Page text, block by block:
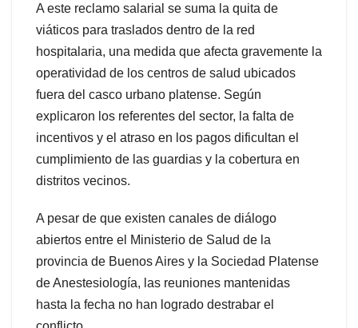
A este reclamo salarial se suma la quita de
viáticos para traslados dentro de la red
hospitalaria, una medida que afecta gravemente la
operatividad de los centros de salud ubicados
fuera del casco urbano platense. Según
explicaron los referentes del sector, la falta de
incentivos y el atraso en los pagos dificultan el
cumplimiento de las guardias y la cobertura en
distritos vecinos.
A pesar de que existen canales de diálogo
abiertos entre el Ministerio de Salud de la
provincia de Buenos Aires y la Sociedad Platense
de Anestesiología, las reuniones mantenidas
hasta la fecha no han logrado destrabar el